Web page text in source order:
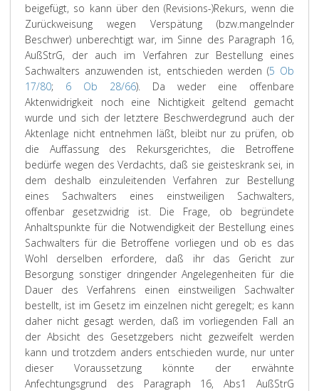
beigefügt, so kann über den (Revisions-)Rekurs, wenn die
Zurückweisung wegen Verspätung (bzw.mangelnder
Beschwer) unberechtigt war, im Sinne des Paragraph 16,
AußStrG, der auch im Verfahren zur Bestellung eines
Sachwalters anzuwenden ist, entschieden werden (5 Ob
17/80; 6 Ob 28/66). Da weder eine offenbare
Aktenwidrigkeit noch eine Nichtigkeit geltend gemacht
wurde und sich der letztere Beschwerdegrund auch der
Aktenlage nicht entnehmen läßt, bleibt nur zu prüfen, ob
die Auffassung des Rekursgerichtes, die Betroffene
bedürfe wegen des Verdachts, daß sie geisteskrank sei, in
dem deshalb einzuleitenden Verfahren zur Bestellung
eines Sachwalters eines einstweiligen Sachwalters,
offenbar gesetzwidrig ist. Die Frage, ob begründete
Anhaltspunkte für die Notwendigkeit der Bestellung eines
Sachwalters für die Betroffene vorliegen und ob es das
Wohl derselben erfordere, daß ihr das Gericht zur
Besorgung sonstiger dringender Angelegenheiten für die
Dauer des Verfahrens einen einstweiligen Sachwalter
bestellt, ist im Gesetz im einzelnen nicht geregelt; es kann
daher nicht gesagt werden, daß im vorliegenden Fall an
der Absicht des Gesetzgebers nicht gezweifelt werden
kann und trotzdem anders entschieden wurde, nur unter
dieser Voraussetzung könnte der erwähnte
Anfechtungsgrund des Paragraph 16, Abs1 AußStrG